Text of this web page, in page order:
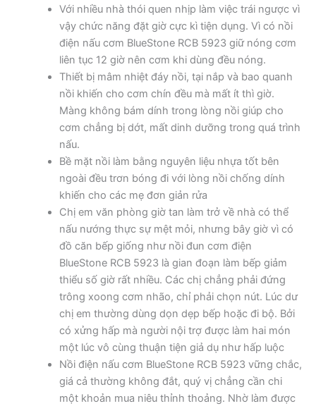
Với nhiều nhà thói quen nhịp làm việc trái ngược vì
vậy chức năng đặt giờ cực kì tiện dụng. Vì có nồi
điện nấu cơm BlueStone RCB 5923 giữ nóng cơm
liên tục 12 giờ nên cơm khi dùng đều nóng.
Thiết bị mâm nhiệt đáy nồi, tại nắp và bao quanh
nồi khiến cho cơm chín đều mà mất ít thì giờ.
Màng không bám dính trong lòng nồi giúp cho
cơm chẳng bị dớt, mất dinh dưỡng trong quá trình
nấu.
Bề mặt nồi làm bằng nguyên liệu nhựa tốt bên
ngoài đều trơn bóng đi với lòng nồi chống dính
khiến cho các mẹ đơn giản rửa
Chị em văn phòng giờ tan làm trở về nhà có thể
nấu nướng thực sự mệt mỏi, nhưng bây giờ vì có
đồ căn bếp giống như nồi đun cơm điện
BlueStone RCB 5923 là gian đoạn làm bếp giảm
thiểu số giờ rất nhiều. Các chị chẳng phải đứng
trông xoong cơm nhão, chỉ phải chọn nút. Lúc dư
chị em thường dùng dọn dẹp bếp hoặc đi bộ. Bởi
có xửng hấp mà người nội trợ được làm hai món
một lúc vô cùng thuận tiện giả dụ như hấp luộc
Nồi điện nấu cơm BlueStone RCB 5923 vững chắc,
giá cả thường không đắt, quý vị chẳng cần chi
một khoản mua niêu thỉnh thoảng. Nhờ làm được